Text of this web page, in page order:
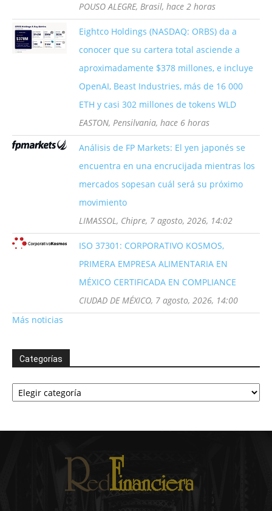
POUSO ALEGRE, Brasil, hace 2 horas
Eightco Holdings (NASDAQ: ORBS) da a
conocer que su cartera total asciende a
aproximadamente $378 millones, e incluye
OpenAI, Beast Industries, más de 16 000
ETH y casi 302 millones de tokens WLD
EASTON, Pensilvania, hace 6 horas
Análisis de FP Markets: El yen japonés se
encuentra en una encrucijada mientras los
mercados sopesan cuál será su próximo
movimiento
LIMASSOL, Chipre, 7 agosto, 2026, 14:02
ISO 37301: CORPORATIVO KOSMOS,
PRIMERA EMPRESA ALIMENTARIA EN
MÉXICO CERTIFICADA EN COMPLIANCE
CIUDAD DE MÉXICO, 7 agosto, 2026, 14:00
Más noticias
Categorías
Categorías